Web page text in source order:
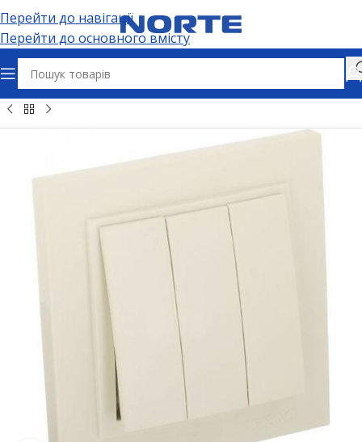
Перейти до навігації
Перейти до основного вмісту
Головна Електрофурнітура Вимикачі та дімери